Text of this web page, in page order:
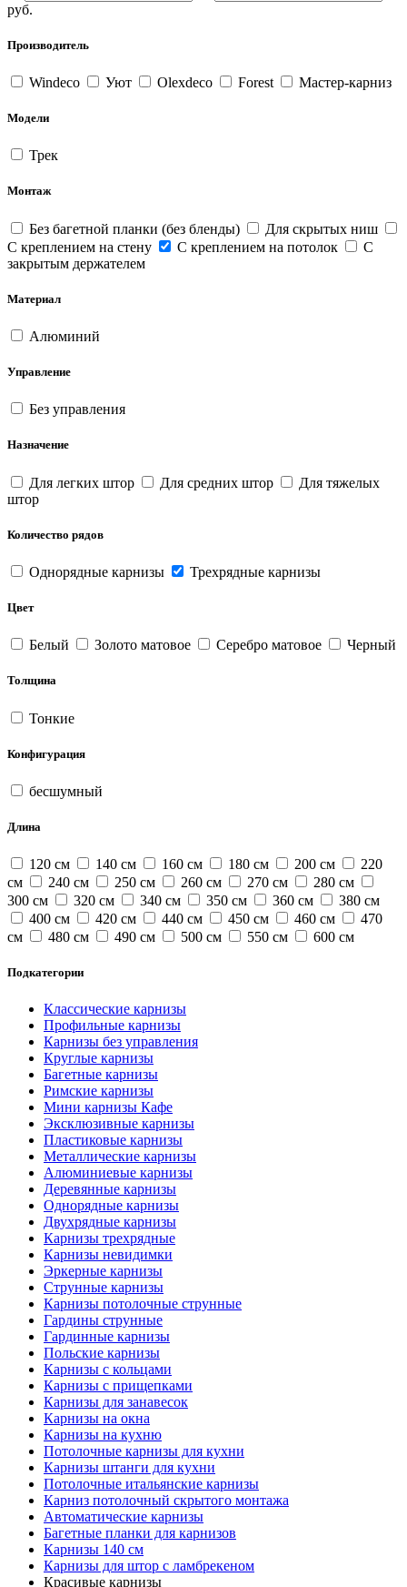
руб.
Производитель
Windeco Уют Olexdeco Forest Мастер-карниз
Модели
Трек
Монтаж
Без багетной планки (без бленды)
Для скрытых ниш
С креплением на стену
С креплением на потолок
С
закрытым держателем
Материал
Алюминий
Управление
Без управления
Назначение
Для легких штор Для средних штор
Для тяжелых
штор
Количество рядов
Однорядные карнизы Трехрядные карнизы
Цвет
Белый Золото матовое Серебро матовое Черный
Толщина
Тонкие
Конфигурация
бесшумный
Длина
120 см 140 см 160 см 180 см 200 см
220
см
240 см 250 см 260 см 270 см
280 см
300 см
320 см 340 см 350 см 360 см
380 см
400 см
420 см 440 см 450 см 460 см
470
см
480 см 490 см 500 см 550 см 600 см
Подкатегории
Классические карнизы
Профильные карнизы
Карнизы без управления
Круглые карнизы
Багетные карнизы
Римские карнизы
Мини карнизы Кафе
Эксклюзивные карнизы
Пластиковые карнизы
Металлические карнизы
Алюминиевые карнизы
Деревянные карнизы
Однорядные карнизы
Двухрядные карнизы
Карнизы трехрядные
Карнизы невидимки
Эркерные карнизы
Струнные карнизы
Карнизы потолочные струнные
Гардины струнные
Гардинные карнизы
Польские карнизы
Карнизы с кольцами
Карнизы с прищепками
Карнизы для занавесок
Карнизы на окна
Карнизы на кухню
Потолочные карнизы для кухни
Карнизы штанги для кухни
Потолочные итальянские карнизы
Карниз потолочный скрытого монтажа
Автоматические карнизы
Багетные планки для карнизов
Карнизы 140 см
Карнизы для штор с ламбрекеном
Красивые карнизы